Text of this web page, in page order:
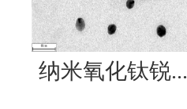
纳米氧化钛锐...